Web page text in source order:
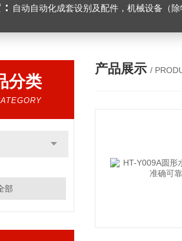
自动自动化成套设别及配件，机械设备（除特种设备）及配件制造，加工（以上限分支机构经营），设计，批发，零售，模具，五金制品，工具加工（限分支机构经营），设计，批发，零售。五金交电，金属材料，金属制品，不锈钢制品，建筑材料，钢材，橡塑制品，环保设备，润滑剂，汽车配件，摩托车配件的批发，零售。（企业经营涉及行政许可的，凭许可证件经营）化成套设别及配件，机械设备（除特种设
分类
部
产品展示 /